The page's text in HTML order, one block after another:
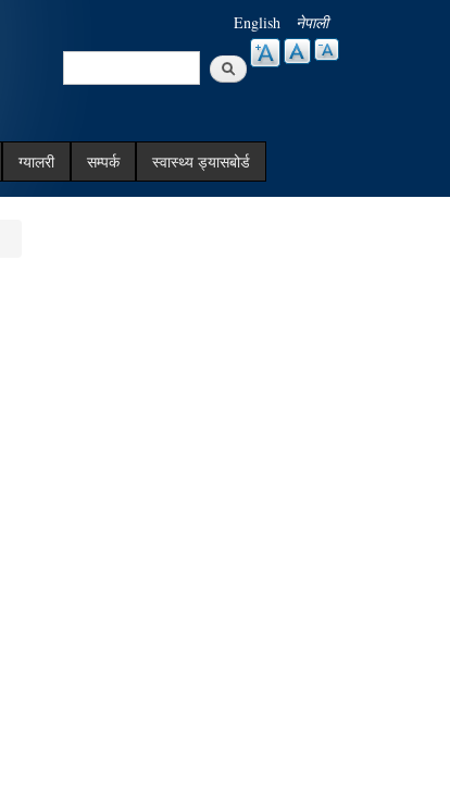
English नेपाली
Search
ग्यालरी सम्पर्क स्वास्थ्य ड्यासबोर्ड